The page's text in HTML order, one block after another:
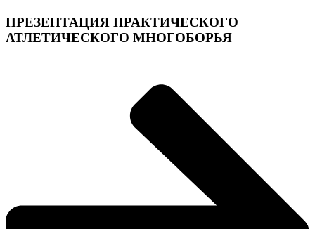
ПРЕЗЕНТАЦИЯ ПРАКТИЧЕСКОГО
АТЛЕТИЧЕСКОГО МНОГОБОРЬЯ